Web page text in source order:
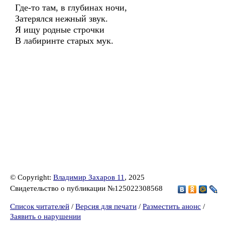
Где-то там, в глубинах ночи,
Затерялся нежный звук.
Я ищу родные строчки
В лабиринте старых мук.
© Copyright: Владимир Захаров 11 , 2025
Свидетельство о публикации №125022308568
Список читателей / Версия для печати / Разместить анонс /
Заявить о нарушении